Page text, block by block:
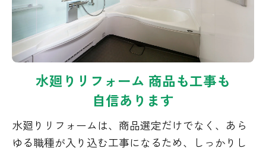
電話で問い合わせる
0120-34-2044
営業時間：9:00～17:00
定休日：毎週水曜日・毎月第1火曜日
メールで問い合わせる
水廻りリフォーム 商品も工事も
自信あります
水廻りリフォームは、商品選定だけでなく、あら
ゆる職種が入り込む工事になるため、しっかりし